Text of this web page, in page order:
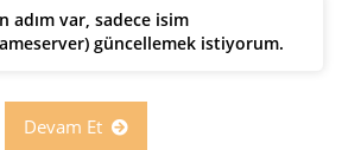
adım var, sadece isim
güncellemek istiyorum.